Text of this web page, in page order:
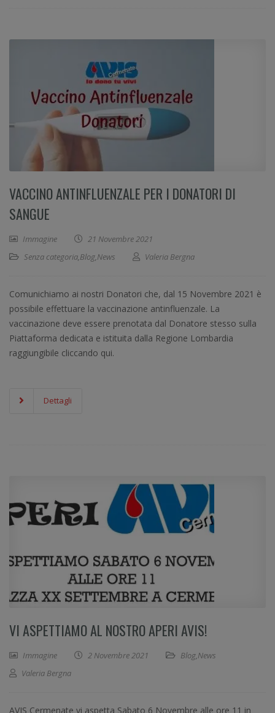
VACCINO ANTINFLUENZALE PER I DONATORI DI
SANGUE
Immagine
21 Novembre 2021
Senza categoria,Blog,News Valeria Bergna
Comunichiamo ai nostri Donatori che, dal 15 Novembre 2021 è
possibile effettuare la vaccinazione antinfluenzale. La
vaccinazione deve essere prenotata dal Donatore stesso sulla
Piattaforma dedicata e istituita dalla Regione Lombardia
raggiungibile cliccando qui.
Dettagli
VI ASPETTIAMO AL NOSTRO APERI AVIS!
Immagine 2 Novembre 2021 Blog,News
Valeria Bergna
AVIS Cermenate vi aspetta Sabato 6 Novembre alle ore 11 in